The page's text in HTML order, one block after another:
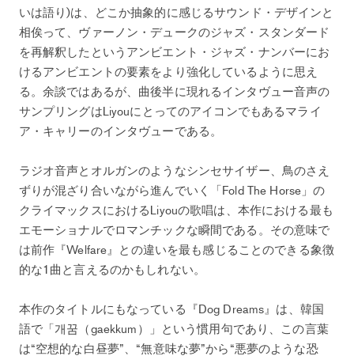
いは語り)は、どこか抽象的に感じるサウンド・デザインと
相俟って、ヴァーノン・デュークのジャズ・スタンダード
を再解釈したというアンビエント・ジャズ・ナンバーにお
けるアンビエントの要素をより強化しているように思え
る。余談ではあるが、曲後半に現れるインタヴュー音声の
サンプリングはLiyouにとってのアイコンでもあるマライ
ア・キャリーのインタヴューである。
ラジオ音声とオルガンのようなシンセサイザー、鳥のさえ
ずりが混ざり合いながら進んでいく「Fold The Horse」の
クライマックスにおけるLiyouの歌唱は、本作における最も
エモーショナルでロマンチックな瞬間である。その意味で
は前作『Welfare』との違いを最も感じることのできる象徴
的な1曲と言えるのかもしれない。
本作のタイトルにもなっている『Dog Dreams』は、韓国
語で「개꿈（gaekkum）」という慣用句であり、この言葉
は“空想的な白昼夢”、“無意味な夢”から“悪夢のような恐